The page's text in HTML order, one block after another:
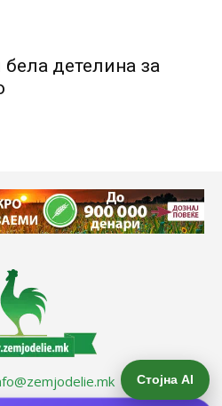
детелина за
Стојна AI